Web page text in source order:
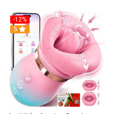
-12%
5